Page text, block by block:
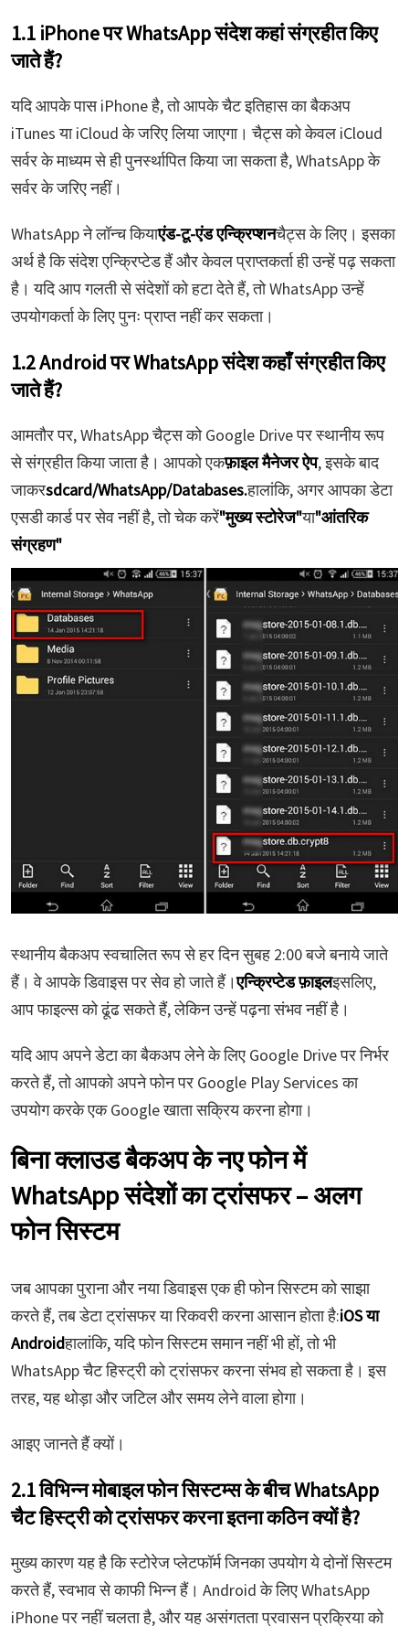
1.1 iPhone पर WhatsApp संदेश कहां संग्रहीत किए
जाते हैं?
यदि आपके पास iPhone है, तो आपके चैट इतिहास का बैकअप
iTunes या iCloud के जरिए लिया जाएगा। चैट्स को केवल iCloud
सर्वर के माध्यम से ही पुनर्स्थापित किया जा सकता है, WhatsApp के
सर्वर के जरिए नहीं।
WhatsApp ने लॉन्च कियाएंड-टू-एंड एन्क्रिप्शनचैट्स के लिए। इसका
अर्थ है कि संदेश एन्क्रिप्टेड हैं और केवल प्राप्तकर्ता ही उन्हें पढ़ सकता
है। यदि आप गलती से संदेशों को हटा देते हैं, तो WhatsApp उन्हें
उपयोगकर्ता के लिए पुनः प्राप्त नहीं कर सकता।
1.2 Android पर WhatsApp संदेश कहाँ संग्रहीत किए
जाते हैं?
आमतौर पर, WhatsApp चैट्स को Google Drive पर स्थानीय रूप
से संग्रहीत किया जाता है। आपको एकफ़ाइल मैनेजर ऐप, इसके बाद
जाकरsdcard/WhatsApp/Databases.हालांकि, अगर आपका डेटा
एसडी कार्ड पर सेव नहीं है, तो चेक करें"मुख्य स्टोरेज"या"आंतरिक
संग्रहण"
स्थानीय बैकअप स्वचालित रूप से हर दिन सुबह 2:00 बजे बनाये जाते
हैं। वे आपके डिवाइस पर सेव हो जाते हैं।एन्क्रिप्टेड फ़ाइलइसलिए,
आप फाइल्स को ढूंढ सकते हैं, लेकिन उन्हें पढ़ना संभव नहीं है।
यदि आप अपने डेटा का बैकअप लेने के लिए Google Drive पर निर्भर
करते हैं, तो आपको अपने फोन पर Google Play Services का
उपयोग करके एक Google खाता सक्रिय करना होगा।
बिना क्लाउड बैकअप के नए फोन में
WhatsApp संदेशों का ट्रांसफर – अलग
फोन सिस्टम
जब आपका पुराना और नया डिवाइस एक ही फोन सिस्टम को साझा
करते हैं, तब डेटा ट्रांसफर या रिकवरी करना आसान होता है:iOS या
Androidहालांकि, यदि फोन सिस्टम समान नहीं भी हों, तो भी
WhatsApp चैट हिस्ट्री को ट्रांसफर करना संभव हो सकता है। इस
तरह, यह थोड़ा और जटिल और समय लेने वाला होगा।
आइए जानते हैं क्यों।
2.1 विभिन्न मोबाइल फोन सिस्टम्स के बीच WhatsApp
चैट हिस्ट्री को ट्रांसफर करना इतना कठिन क्यों है?
मुख्य कारण यह है कि स्टोरेज प्लेटफॉर्म जिनका उपयोग ये दोनों सिस्टम
करते हैं, स्वभाव से काफी भिन्न हैं। Android के लिए WhatsApp
iPhone पर नहीं चलता है, और यह असंगतता प्रवासन प्रक्रिया को